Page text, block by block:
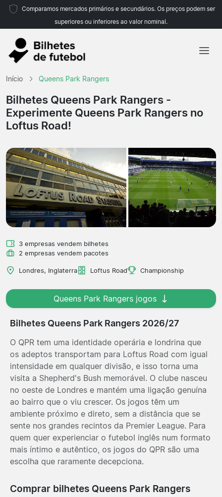
Comparamos mercados primários e secundários. Os preços podem ser
superiores ou inferiores ao valor nominal.
Início
Equipas
Campeonatos
Início Queens Park Rangers
Bilhetes Queens Park Rangers -
Experimente Queens Park Rangers no
Loftus Road!
3 empresas vendem bilhetes
2 empresas vendem pacotes
Londres, Inglaterra Loftus Road Championship
Queens Park Rangers jogos
Bilhetes Queens Park Rangers 2026/27
O QPR tem uma identidade operária e londrina que
os adeptos transportam para Loftus Road com igual
intensidade em qualquer divisão, e isso torna uma
visita a Shepherd's Bush memorável. O clube nasceu
no oeste de Londres e mantém uma ligação genuína
ao bairro que o viu crescer. Os jogos têm um
ambiente próximo e direto, sem a distância que se
sente nos grandes recintos da Premier League. Para
quem quer experienciar o futebol inglês num formato
mais íntimo e autêntico, os jogos do QPR são uma
escolha que raramente decepciona.
Comprar bilhetes Queens Park Rangers